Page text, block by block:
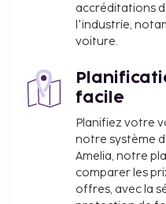
Nous avons indiqué
l'hébergement nous a
régionales coûte
environ 3.00 EUR
Frais de ménage :
variable selon la
Lit d'appoint : 20.0
La liste ci-dessus peut
accréditations
l'industrie,
voiture.
facile
Planifiez votre
notre système
Amelia, notre
comparer les
offres, avec la